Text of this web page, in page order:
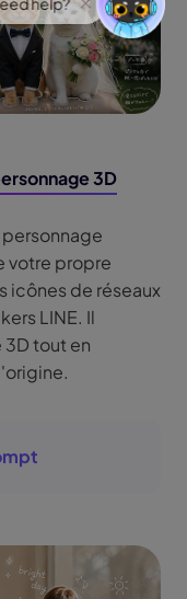
3D
votre propre
icônes de réseaux
LINE. Il
tout en